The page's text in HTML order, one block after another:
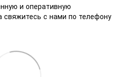
и оперативную
с нами по телефону